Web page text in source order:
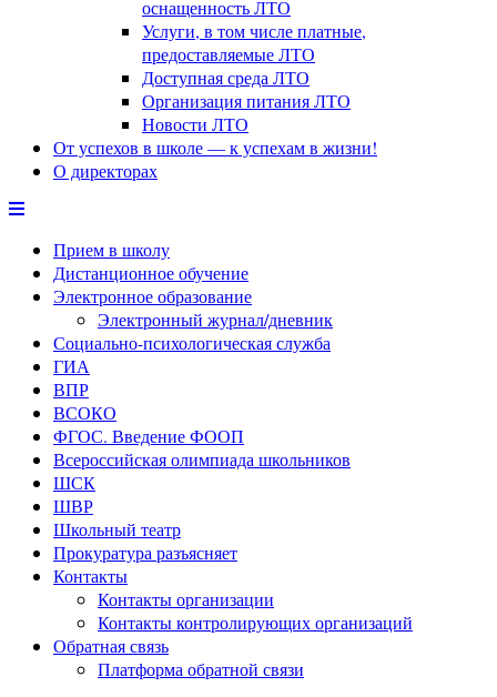
оснащенность ЛТО
Услуги, в том числе платные,
предоставляемые ЛТО
Доступная среда ЛТО
Организация питания ЛТО
Новости ЛТО
От успехов в школе — к успехам в жизни!
О директорах
Прием в школу
Дистанционное обучение
Электронное образование
Электронный журнал/дневник
Социально-психологическая служба
ГИА
ВПР
ВСОКО
ФГОС. Введение ФООП
Всероссийская олимпиада школьников
ШСК
ШВР
Школьный театр
Прокуратура разъясняет
Контакты
Контакты организации
Контакты контролирующих организаций
Обратная связь
Платформа обратной связи